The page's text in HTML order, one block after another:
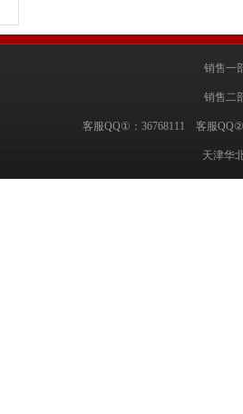
销售一
销售二
客服QQ①：36768111 客服
天津华